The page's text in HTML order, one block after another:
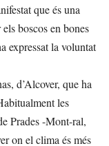
que és una
boscos en bones
expressat la voluntat
d’Alcover, que ha
les
Prades -Mont-ral,
on el clima és més